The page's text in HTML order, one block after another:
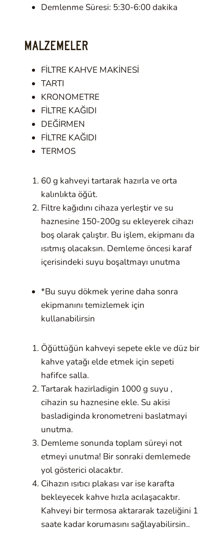
Demlenme Süresi: 5:30-6:00 dakika
MALZEMELER
FİLTRE KAHVE MAKİNESİ
TARTI
KRONOMETRE
FİLTRE KAĞIDI
DEĞİRMEN
FİLTRE KAĞIDI
TERMOS
60 g kahveyi tartarak hazırla ve orta
kalınlıkta öğüt.
Filtre kağıdını cihaza yerleştir ve su
haznesine 150-200g su ekleyerek cihazı
boş olarak çalıştır. Bu işlem, ekipmanı da
ısıtmış olacaksın. Demleme öncesi karaf
içerisindeki suyu boşaltmayı unutma
*Bu suyu dökmek yerine daha sonra
ekipmanını temizlemek için
kullanabilirsin
Öğüttüğün kahveyi sepete ekle ve düz bir
kahve yatağı elde etmek için sepeti
hafifce salla.
Tartarak hazirladigin 1000 g suyu ,
cihazin su haznesine ekle. Su akisi
basladiginda kronometreni baslatmayi
unutma.
Demleme sonunda toplam süreyi not
etmeyi unutma! Bir sonraki demlemede
yol gösterici olacaktır.
Cihazın ısıtıcı plakası var ise karafta
bekleyecek kahve hızla acılaşacaktır.
Kahveyi bir termosa aktararak tazeliğini 1
saate kadar korumasını sağlayabilirsin..